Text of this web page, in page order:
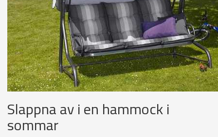
Slappna av i en hammock i
sommar